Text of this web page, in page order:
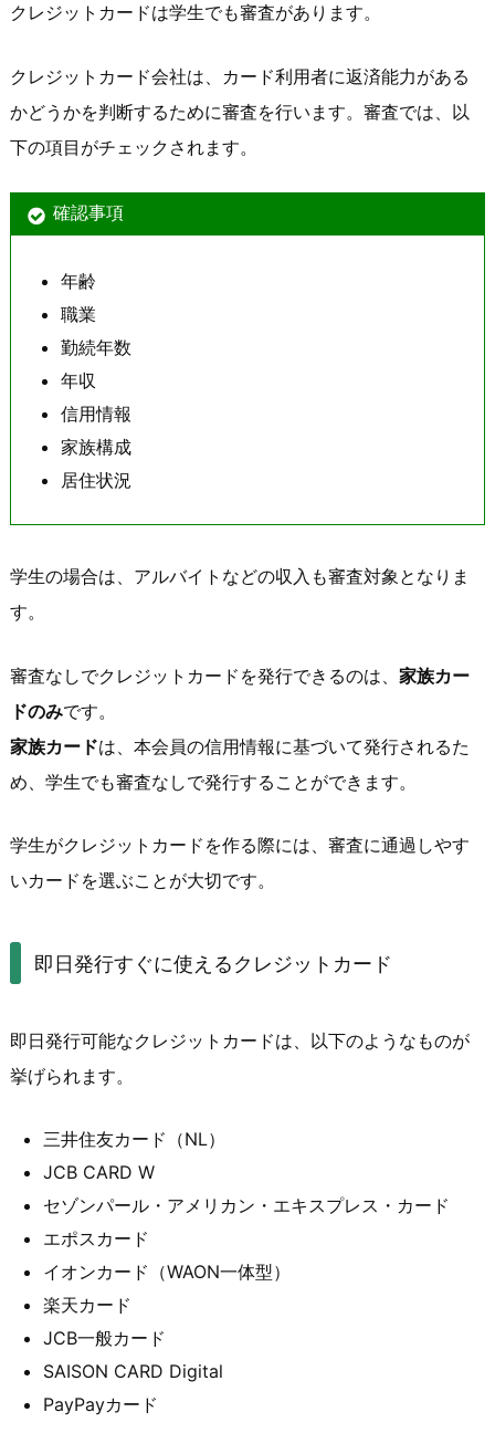
クレジットカードは学生でも審査があります。
クレジットカード会社は、カード利用者に返済能力がある
かどうかを判断するために審査を行います。審査では、以
下の項目がチェックされます。
確認事項
年齢
職業
勤続年数
年収
信用情報
家族構成
居住状況
学生の場合は、アルバイトなどの収入も審査対象となりま
す。
審査なしでクレジットカードを発行できるのは、 家族カー
ドのみです。
家族カードは、本会員の信用情報に基づいて発行されるた
め、学生でも審査なしで発行することができます。
学生がクレジットカードを作る際には、審査に通過しやす
いカードを選ぶことが大切です。
即日発行すぐに使えるクレジットカード
即日発行可能なクレジットカードは、以下のようなものが
挙げられます。
三井住友カード（NL）
JCB CARD W
セゾンパール・アメリカン・エキスプレス・カード
エポスカード
イオンカード（WAON一体型）
楽天カード
JCB一般カード
SAISON CARD Digital
PayPayカード